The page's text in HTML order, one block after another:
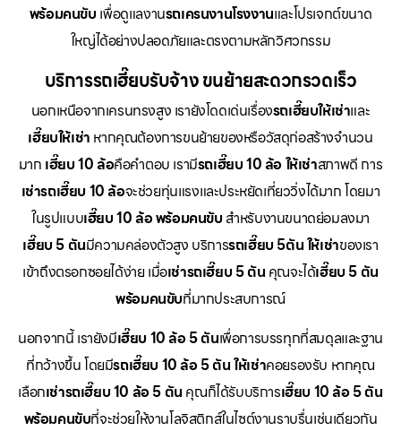
พร้อมคนขับ เพื่อดูแลงานรถเครนงานโรงงานและโปรเจกต์ขนาด
ใหญ่ได้อย่างปลอดภัยและตรงตามหลักวิศวกรรม
บริการรถเฮี๊ยบรับจ้าง ขนย้ายสะดวกรวดเร็ว
นอกเหนือจากเครนทรงสูง เรายังโดดเด่นเรื่องรถเฮี๊ยบให้เช่าและ
เฮี๊ยบให้เช่า หากคุณต้องการขนย้ายของหรือวัสดุก่อสร้างจำนวน
มาก เฮี๊ยบ 10 ล้อคือคำตอบ เรามีรถเฮี๊ยบ 10 ล้อ ให้เช่าสภาพดี การ
เช่ารถเฮี๊ยบ 10 ล้อจะช่วยทุ่นแรงและประหยัดเที่ยววิ่งได้มาก โดยมา
ในรูปแบบเฮี๊ยบ 10 ล้อ พร้อมคนขับ สำหรับงานขนาดย่อมลงมา
เฮี๊ยบ 5 ตันมีความคล่องตัวสูง บริการรถเฮี๊ยบ 5ตัน ให้เช่าของเรา
เข้าถึงตรอกซอยได้ง่าย เมื่อเช่ารถเฮี๊ยบ 5 ตัน คุณจะได้เฮี๊ยบ 5 ตัน
พร้อมคนขับที่มากประสบการณ์
นอกจากนี้ เรายังมีเฮี๊ยบ 10 ล้อ 5 ตันเพื่อการบรรทุกที่สมดุลและฐาน
ที่กว้างขึ้น โดยมีรถเฮี๊ยบ 10 ล้อ 5 ตัน ให้เช่าคอยรองรับ หากคุณ
เลือกเช่ารถเฮี๊ยบ 10 ล้อ 5 ตัน คุณก็ได้รับบริการเฮี๊ยบ 10 ล้อ 5 ตัน
พร้อมคนขับที่จะช่วยให้งานโลจิสติกส์ในไซต์งานราบรื่นเช่นเดียวกัน